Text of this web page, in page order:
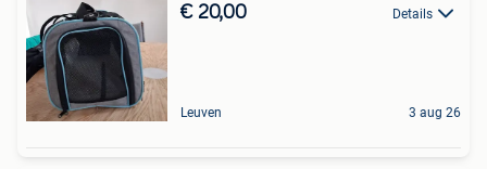
€ 20,00 Details
Leuven 3 aug 26